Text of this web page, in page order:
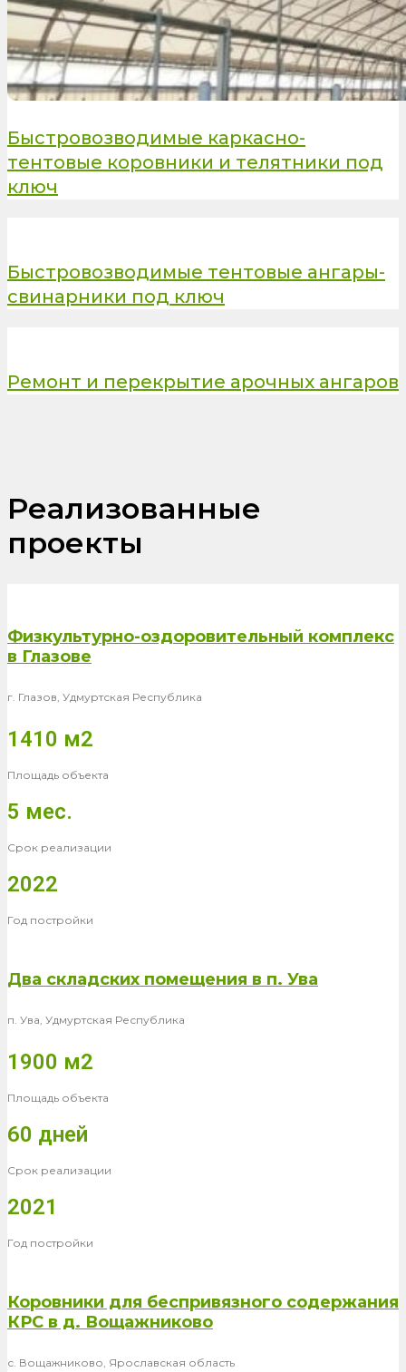
Быстровозводимые каркасно-
тентовые коровники и телятники под
ключ
Быстровозводимые тентовые ангары-
свинарники под ключ
Ремонт и перекрытие арочных ангаров
Реализованные
проекты
Физкультурно-оздоровительный комплекс
в Глазове
г. Глазов, Удмуртская Республика
1410 м2
Площадь объекта
5 мес.
Срок реализации
2022
Год постройки
Два складских помещения в п. Ува
п. Ува, Удмуртская Республика
1900 м2
Площадь объекта
60 дней
Срок реализации
2021
Год постройки
Коровники для беспривязного содержания
КРС в д. Вощажниково
с. Вощажниково, Ярославская область